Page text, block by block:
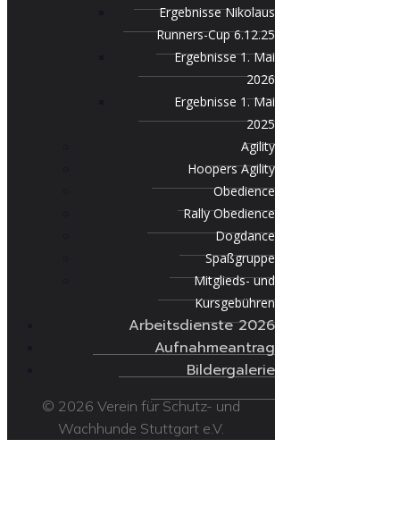
Ergebnisse Nikolaus
Runners-Cup 6.12.25
Ergebnisse 1. Mai
2026
Ergebnisse 1. Mai
2025
Agility
Hoopers Agility
Obedience
Rally Obedience
Dogdance
Spaßgruppe
Mitglieds- und
Kursgebühren
Arbeitsdienste 2026
Aufnahmeantrag
Bildergalerie
© 2026 Verein für Schutz- und
Wachhunde Stuttgart e.V.